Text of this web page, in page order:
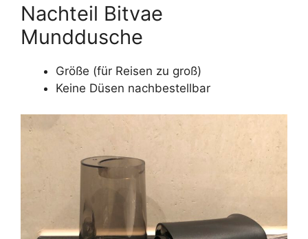
Nachteil Bitvae
Munddusche
Größe (für Reisen zu groß)
Keine Düsen nachbestellbar